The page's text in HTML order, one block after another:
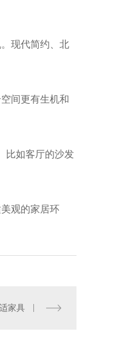
现代简约、北
间更有生机和
比如客厅的沙发
观的家居环
家具